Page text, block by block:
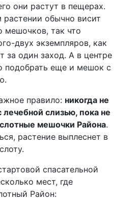
они растут в пещерах.
обычно висит
мешочков, так что
двух экземпляров, как
за один заход. А в центре
подобрать еще и мешок с
правило: никогда не
слизью, пока не
мешочки Района.
растение выплеснет в
спасательной
мест, где
Район: